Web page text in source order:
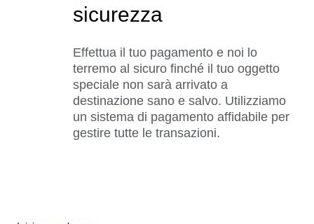
sicurezza
Effettua il tuo pagamento e noi lo
terremo al sicuro finché il tuo oggetto
speciale non sarà arrivato a
destinazione sano e salvo. Utilizziamo
un sistema di pagamento affidabile per
gestire tutte le transazioni.